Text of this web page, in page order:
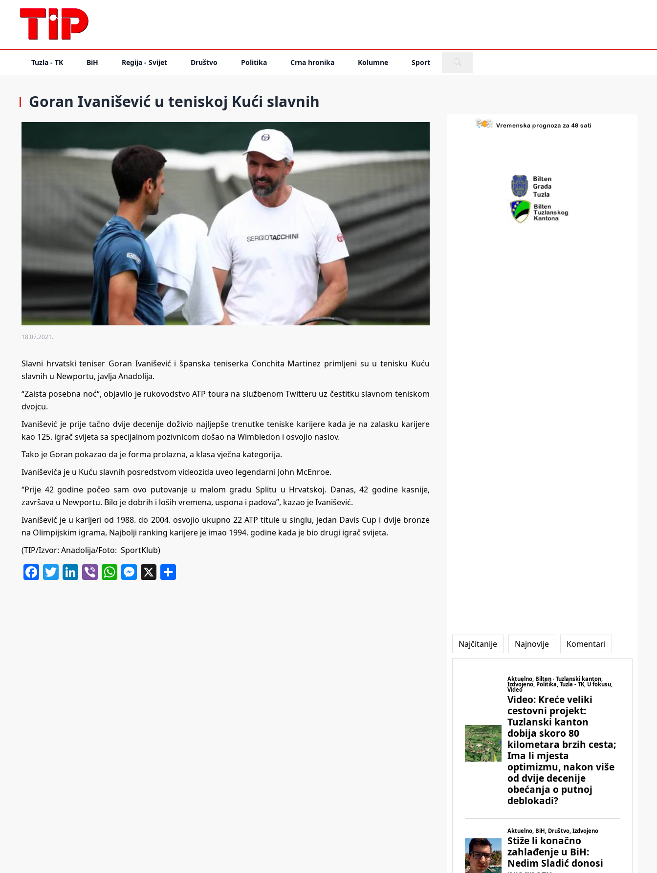
Tuzla - TK BiH Regija - Svijet Društvo Politika Crna hronika Kolumne Sport
Goran Ivanišević u teniskoj Kući slavnih
18.07.2021.
Slavni hrvatski teniser Goran Ivanišević i španska teniserka Conchita Martinez primljeni su u tenisku Kuću
slavnih u Newportu, javlja Anadolija.
“Zaista posebna noć“, objavilo je rukovodstvo ATP toura na službenom Twitteru uz čestitku slavnom teniskom
dvojcu.
Ivanišević je prije tačno dvije decenije doživio najljepše trenutke teniske karijere kada je na zalasku karijere
kao 125. igrač svijeta sa specijalnom pozivnicom došao na Wimbledon i osvojio naslov.
Tako je Goran pokazao da je forma prolazna, a klasa vječna kategorija.
Ivaniševića je u Kuću slavnih posredstvom videozida uveo legendarni John McEnroe.
“Prije 42 godine počeo sam ovo putovanje u malom gradu Splitu u Hrvatskoj. Danas, 42 godine kasnije,
završava u Newportu. Bilo je dobrih i loših vremena, uspona i padova”, kazao je Ivanišević.
Ivanišević je u karijeri od 1988. do 2004. osvojio ukupno 22 ATP titule u singlu, jedan Davis Cup i dvije bronze
na Olimpijskim igrama, Najbolji ranking karijere je imao 1994. godine kada je bio drugi igrač svijeta.
(TIP/Izvor: Anadolija/Foto: SportKlub)
Facebook
Twitter
LinkedIn
ViberWhatsApp
Messenger
X
Najčitanije Najnovije Komentari